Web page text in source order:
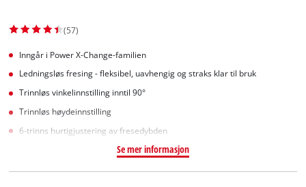
(57)
Inngår i Power X-Change-familien
Ledningsløs fresing - fleksibel, uavhengig og straks klar til bruk
Trinnløs vinkelinnstilling inntil 90°
Trinnløs høydeinnstilling
6-trinns hurtigjustering av fresedybden
Se mer informasjon